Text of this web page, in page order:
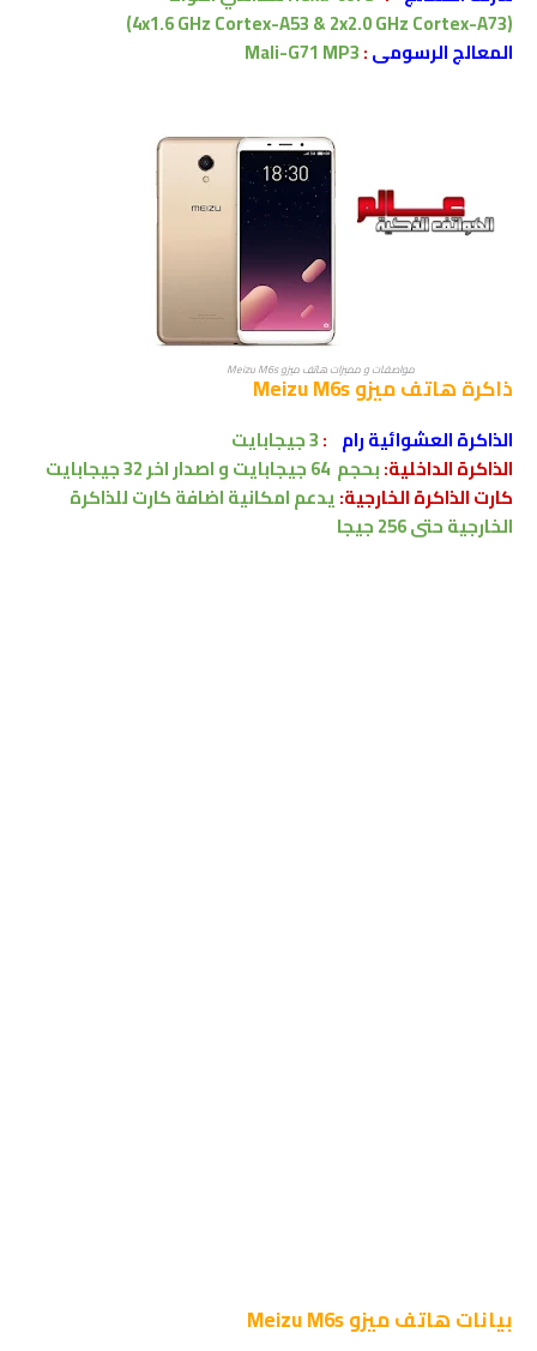
(4x1.6 GHz Cortex-A53 & 2x2.0 GHz Cortex-A73)
المعالج الرسومى:
Mali-G71 MP3
مواصفات و مميزات هاتف ميزو Meizu M6s
ذاكرة هاتفميزو Meizu M6s
الذاكرة العشوائية رام :3 جيجابايت
الذاكرة الداخلية:بحجم 64 جيجابايتو اصدار اخر 32
جيجابايت
كارت الذاكرة الخارجية:يدعم امكانية اضافة كارت للذاكرة
الخارجية حتى 256 جيجا
بيانات هاتفميزو Meizu M6s